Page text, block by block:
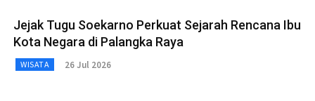
Jejak Tugu Soekarno Perkuat Sejarah Rencana Ibu
Kota Negara di Palangka Raya
WISATA 26 Jul 2026